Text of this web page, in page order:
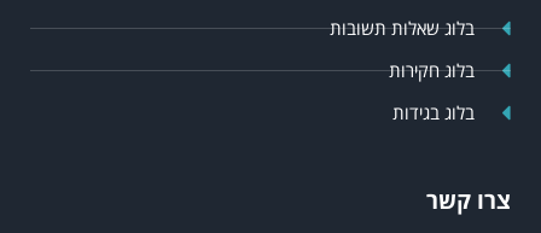
בלוג שאלות תשובות
בלוג חקירות
בלוג בגידות
צרו קשר